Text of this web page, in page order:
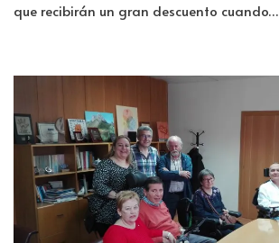
que recibirán un gran descuento cuando…